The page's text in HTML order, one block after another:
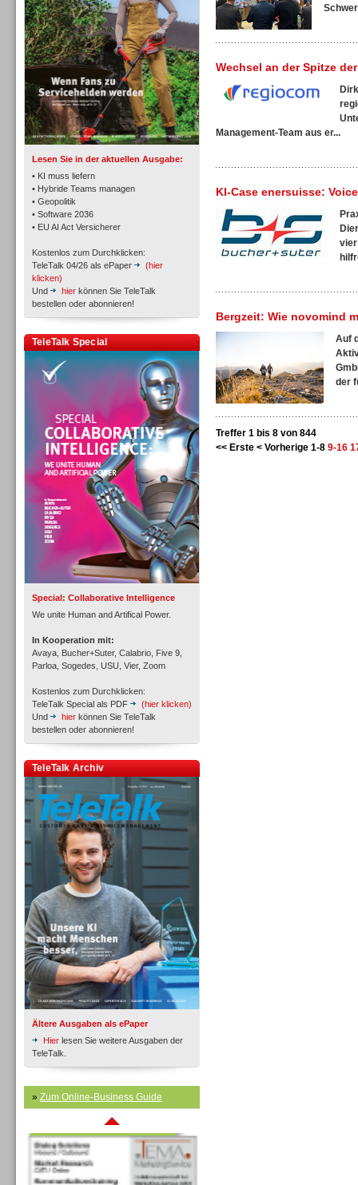
Lesen Sie in der aktuellen Ausgabe:
• KI muss liefern
• Hybride Teams managen
• Geopolitik
• Software 2036
• EU AI Act Versicherer
Kostenlos zum Durchklicken:
TeleTalk 04/26 als ePaper
(hier
klicken)
Und
hier können Sie TeleTalk
bestellen oder abonnieren!
TeleTalk Special
Special: Collaborative Intelligence
We unite Human and Artifical Power.
In Kooperation mit:
Avaya, Bucher+Suter, Calabrio, Five 9,
Parloa, Sogedes, USU, Vier, Zoom
Kostenlos zum Durchklicken:
TeleTalk Special als PDF
(hier klicken)
Und
hier können Sie TeleTalk
bestellen oder abonnieren!
TeleTalk Archiv
Ältere Ausgaben als ePaper
Hier lesen Sie weitere Ausgaben der
TeleTalk.
» Zum Online-Business Guide
TK- und ACD-Systeme
Workforce-Management
Personal
Inbound
Inbound
Inbound
Inbound
Wechsel an der Spitze
Management-Team aus er...
KI-Case enersuisse:
vier
Bergzeit: Wie novomind
Auf
der
Treffer 1 bis 8 von 844
<< Erste < Vorherige 1-8 9-16